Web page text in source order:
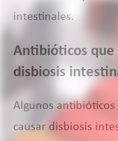
intestinales.
Antibióticos que
disbiosis
Algunos antibióticos
causar disbiosis